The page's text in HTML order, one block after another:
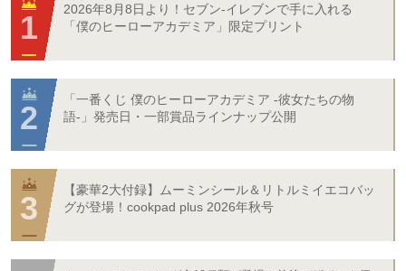
2026年8月8日より！セブン‐イレブンで手に入れる
「僕のヒーローアカデミア」限定プリント
「一番くじ 僕のヒーローアカデミア -彼女たちの物
語-」発売日・一部賞品ラインナップ公開
【豪華2大付録】ムーミンシール＆リトルミイエコバッ
グが登場！cookpad plus 2026年秋号